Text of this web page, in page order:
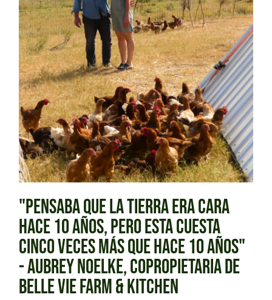
"PENSABA QUE LA TIERRA ERA CARA
HACE 10 AÑOS, PERO ESTA CUESTA
CINCO VECES MÁS QUE HACE 10 AÑOS"
- AUBREY NOELKE, COPROPIETARIA DE
BELLE VIE FARM & KITCHEN